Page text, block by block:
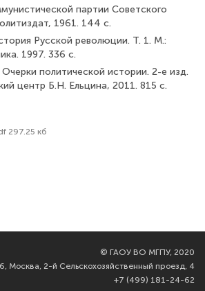
партии Советского
1961. 144 с.
Русской революции. Т. 1. М.:
1997. 336 с.
политической истории. 2-е изд.
центр Б.Н. Ельцина, 2011. 815 с.
297.25 кб
© ГАОУ ВО МГПУ, 2020
Москва, 2-й Сельскохозяйственный проезд, 4
+7 (499) 181-24-62